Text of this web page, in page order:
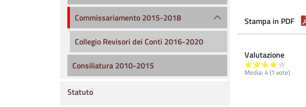
Stampa in PDF
Valutazione
Media: 4(1 vote)
Commissariamento 2015-2018
Collegio Revisori dei Conti 2016-2020
Consiliatura 2010-2015
Statuto